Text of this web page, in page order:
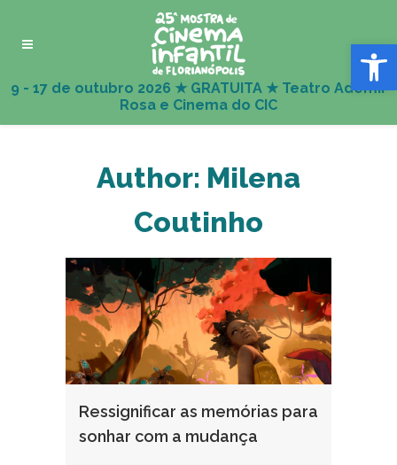
Abrir
Author: Milena
Coutinho
Ressignificar as memórias para
sonhar com a mudança